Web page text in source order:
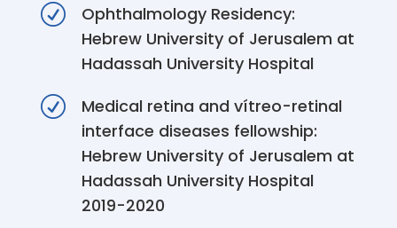
R
Ophthalmology Residency:
Hebrew University of Jerusalem at
Hadassah University Hospital
R
Medical retina and vítreo-retinal
interface diseases fellowship:
Hebrew University of Jerusalem at
Hadassah University Hospital
2019-2020